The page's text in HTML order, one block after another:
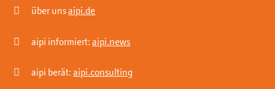
 über unsaipi.de
 aipi informiert:aipi.news
 aipi berät:aipi.consulting